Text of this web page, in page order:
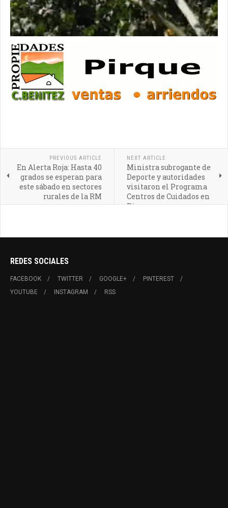
PREVIOUS ARTICLE
En Alerta Roja: Hasta 40
grados se esperan para
este sábado en sectores
rurales de la RM
NEXT ARTICLE
Ministra subrogante de
Deporte y autoridades
visitaron el Programa
Centros de Cuidados en
Pirque
REDES SOCIALES
FACEBOOK TWITTER GOOGLE+
PINTEREST
YOUTUBE
INSTAGRAM RSS